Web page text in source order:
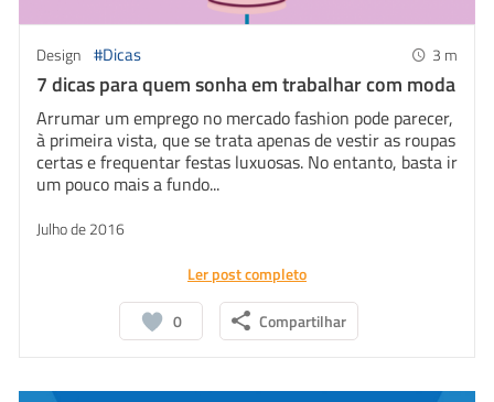
Design #Dicas 3 m
7 dicas para quem sonha em trabalhar com moda
Arrumar um emprego no mercado fashion pode parecer,
à primeira vista, que se trata apenas de vestir as roupas
certas e frequentar festas luxuosas. No entanto, basta ir
um pouco mais a fundo...
Julho de 2016
0 Compartilhar
Ler post completo